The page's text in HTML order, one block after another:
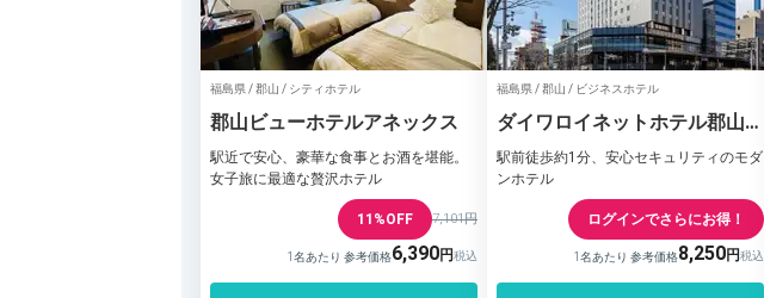
福島県 / 郡山 / シティホテル
郡山ビューホテルアネックス
駅近で安心、豪華な食事とお酒を堪能。
女子旅に最適な贅沢ホテル
11%OFF 7,101円
1名あたり 参考価格6,390
福島県 / 郡山 / ビジネスホテル
ダイワロイネットホテル郡山駅
前
駅前徒歩約1分、安心セキュリティのモダ
ンホテル
ログインでさらにお得！
1名あたり 参考価格8,250